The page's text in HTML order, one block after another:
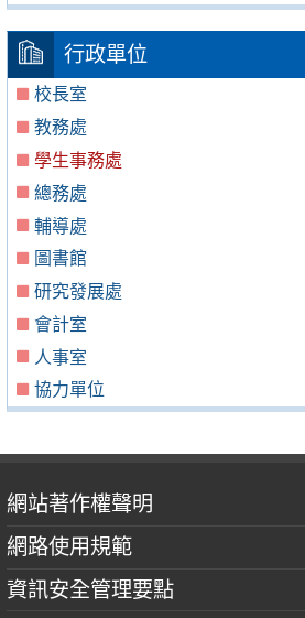
行政單位
校長室
教務處
學生事務處
總務處
輔導處
圖書館
研究發展處
會計室
人事室
協力單位
網站著作權聲明
網路使用規範
資訊安全管理要點